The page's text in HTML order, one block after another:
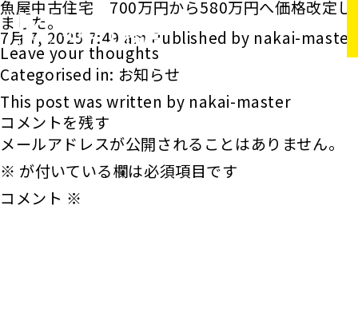
魚屋中古住宅 700万円から580万円へ価格改定し
ました。
7月 7, 2025 7:49 am Published by nakai-master
Leave your thoughts
Categorised in: お知らせ
This post was written by nakai-master
コメントを残す
メールアドレスが公開されることはありません。
※ が付いている欄は必須項目です
コメント ※